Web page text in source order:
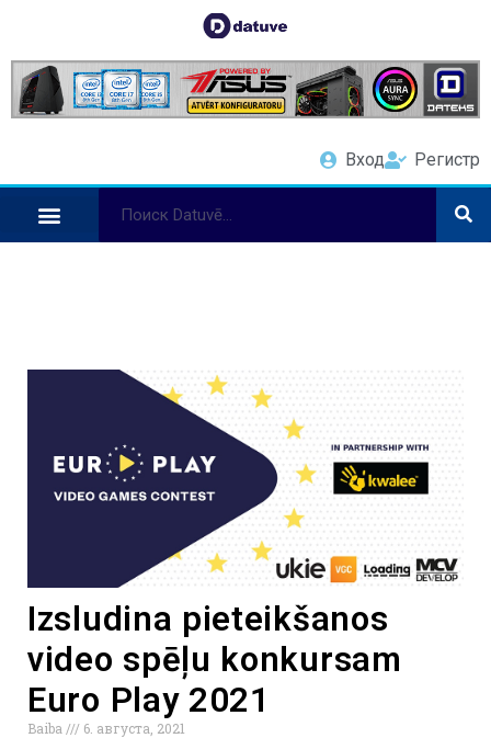
Вход Регистр
Izsludina pieteikšanos
video spēļu konkursam
Euro Play 2021
Baiba
6. августа, 2021